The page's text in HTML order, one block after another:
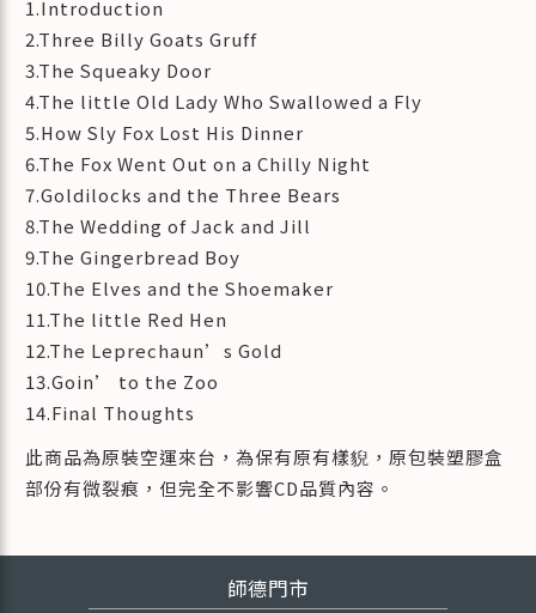
1.Introduction
2.Three Billy Goats Gruff
3.The Squeaky Door
4.The little Old Lady Who Swallowed a Fly
5.How Sly Fox Lost His Dinner
6.The Fox Went Out on a Chilly Night
7.Goldilocks and the Three Bears
8.The Wedding of Jack and Jill
9.The Gingerbread Boy
10.The Elves and the Shoemaker
11.The little Red Hen
12.The Leprechaun’s Gold
13.Goin’ to the Zoo
14.Final Thoughts
此商品為原裝空運來台，為保有原有樣貎，原包裝塑膠盒
部份有微裂痕，但完全不影響CD品質內容。
師德門市